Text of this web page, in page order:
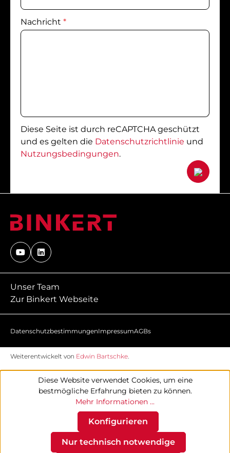
Nachricht *
Diese Seite ist durch reCAPTCHA geschützt
und es gelten die Datenschutzrichtlinie und
Nutzungsbedingungen.
Unser Team
Zur Binkert Webseite
DatenschutzbestimmungenImpressumAGBs
Weiterentwickelt von Edwin Bartschke.
Diese Website verwendet Cookies, um eine
bestmögliche Erfahrung bieten zu können.
Mehr Informationen ...
Nur technisch notwendige
Konfigurieren